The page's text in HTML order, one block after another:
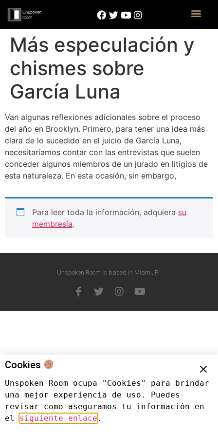
Más especulación y
chismes sobre
García Luna
Van algunas reflexiones adicionales sobre el proceso
del año en Brooklyn. Primero, para tener una idea más
clara de lo sucedido en el juicio de García Luna,
necesitaríamos contar con las entrevistas que suelen
conceder algunos miembros de un jurado en litigios de
esta naturaleza. En esta ocasión, sin embargo,
Para leer toda la información, adquiera su
membresía.
Unspoken Room is based in Miami, Fl.
Cookies
Unspoken Room ocupa "Cookies" para brindar
una mejor experiencia de uso. Puedes
revisar como aseguramos tu información en
el siguiente enlace .